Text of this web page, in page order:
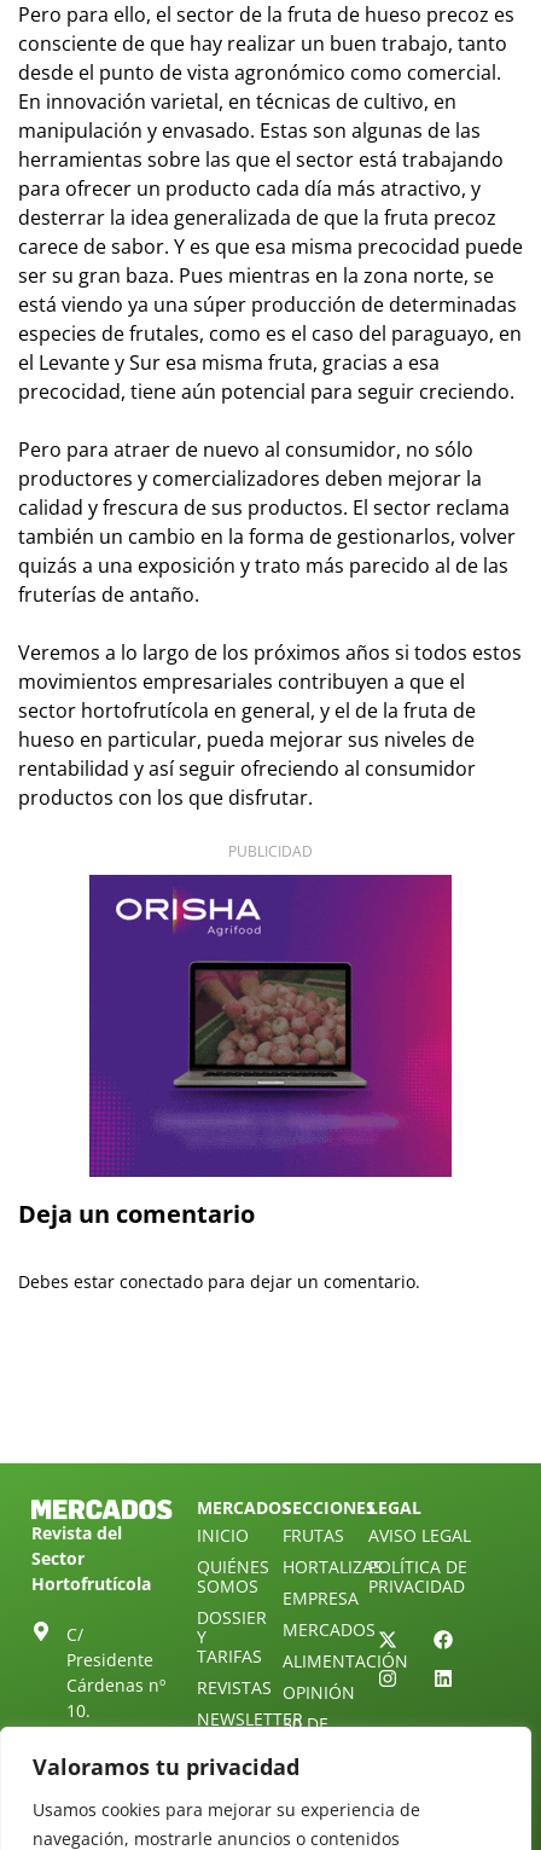
Valoramos tu privacidad
Usamos cookies para mejorar su experiencia de
navegación, mostrarle anuncios o contenidos
Pero para ello, el sector de la fruta de hueso precoz es
consciente de que hay realizar un buen trabajo, tanto
desde el punto de vista agronómico como comercial.
En innovación varietal, en técnicas de cultivo, en
manipulación y envasado. Estas son algunas de las
herramientas sobre las que el sector está trabajando
para ofrecer un producto cada día más atractivo, y
desterrar la idea generalizada de que la fruta precoz
carece de sabor. Y es que esa misma precocidad puede
ser su gran baza. Pues mientras en la zona norte, se
está viendo ya una súper producción de determinadas
especies de frutales, como es el caso del paraguayo, en
el Levante y Sur esa misma fruta, gracias a esa
precocidad, tiene aún potencial para seguir creciendo.
Pero para atraer de nuevo al consumidor, no sólo
productores y comercializadores deben mejorar la
calidad y frescura de sus productos. El sector reclama
también un cambio en la forma de gestionarlos, volver
quizás a una exposición y trato más parecido al de las
fruterías de antaño.
Veremos a lo largo de los próximos años si todos estos
movimientos empresariales contribuyen a que el
sector hortofrutícola en general, y el de la fruta de
hueso en particular, pueda mejorar sus niveles de
rentabilidad y así seguir ofreciendo al consumidor
productos con los que disfrutar.
PUBLICIDAD
Deja un comentario
Debes estar conectado para dejar un comentario.
Revista del
Sector
Hortofrutícola
C/
Presidente
Cárdenas nº
10.
Sevilla.
Tel: (+34) 954
MERCADOS
INICIO
QUIÉNES
SOMOS
DOSSIER
Y
TARIFAS
REVISTAS
NEWSLETTER
ÚNETE A
NUESTRO
TELEGRAM
SECCIONES
FRUTAS
HORTALIZAS
EMPRESA
MERCADOS
ALIMENTACIÓN
OPINIÓN
30 DE
DIRECTORIO
LEGAL
AVISO LEGAL
POLÍTICA DE
PRIVACIDAD
Starenlared